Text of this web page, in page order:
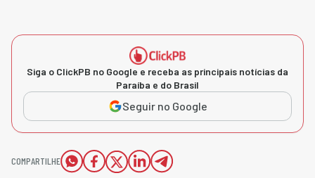
Siga o ClickPB no Google e receba as principais notícias da
Paraíba e do Brasil
Seguir no Google
COMPARTILHE